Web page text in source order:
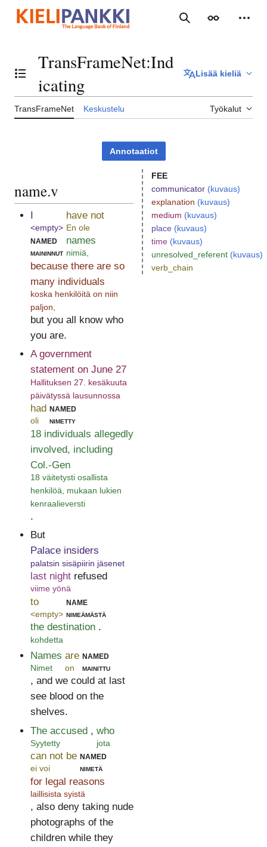
sisältöön
Haku Ulkoasu
Vaihda sisällysluettelo
TransFrameNet:Ind
icating
Lisää kieliä
TransFrameNet Keskustelu Työkalut
Annotaatiot
name.v
I
<empty>
have not
En ole
named
maininnut
names
nimiä,
because there are so
many individuals
koska henkilöitä on niin
paljon,
but you all know who
you are.
A government
statement on June 27
Hallituksen 27. kesäkuuta
päivätyssä lausunnossa
had
oli
named
nimetty
18 individuals allegedly
involved, including
Col.-Gen
18 väitetysti osallista
henkilöä, mukaan lukien
kenraalieversti
.
But
Palace insiders
palatsin sisäpiirin jäsenet
last night
viime yönä
refused
to
<empty>
name
nimeämästä
the destination
kohdetta
.
Names
Nimet
are
on
named
mainittu
, and we could at last
see blood on the
shelves.
The accused
Syytetty
, who
jota
can not be
ei voi
named
nimetä
for legal reasons
laillisista syistä
, also deny taking nude
photographs of the
children while they
FEE
communicator (kuvaus)
explanation (kuvaus)
medium (kuvaus)
place (kuvaus)
time (kuvaus)
unresolved_referent (kuvaus)
verb_chain